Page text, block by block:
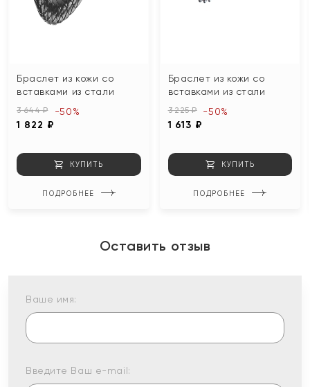
Браслет из кожи со
вставками из стали
3 644 ₽
1 822 ₽
-50%
КУПИТЬ
ПОДРОБНЕЕ
Браслет из кожи со
вставками из стали
3 225 ₽
1 613 ₽
-50%
КУПИТЬ
ПОДРОБНЕЕ
Оставить отзыв
Ваше имя:
Введите Ваш e-mail: